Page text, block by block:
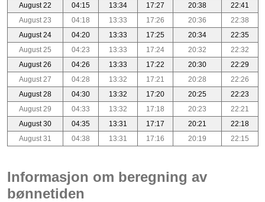
August 22
04:15 13:34 17:27 20:38
22:41
August 23
04:18 13:33 17:26 20:36
22:38
August 24
04:20 13:33 17:25 20:34
22:35
August 25
04:23 13:33 17:24 20:32
22:32
August 26
04:26 13:33 17:22 20:30
22:29
August 27
04:28 13:32 17:21 20:28
22:26
August 28
04:30 13:32 17:20 20:25
22:23
August 29
04:33 13:32 17:18 20:23
22:21
August 30
04:35 13:31 17:17 20:21
22:18
August 31
04:38 13:31 17:16 20:19 22:15
Informasjon om beregning av
bønnetiden